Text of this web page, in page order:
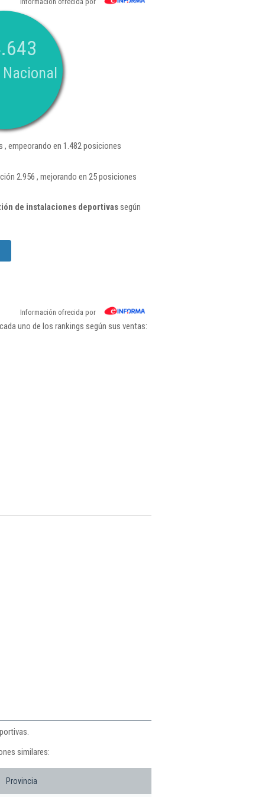
, empeorando en 1.482 posiciones
2.956 , mejorando en 25 posiciones
de instalaciones deportivassegún
Información ofrecida por
uno de los rankings según sus ventas:
similares:
Provincia